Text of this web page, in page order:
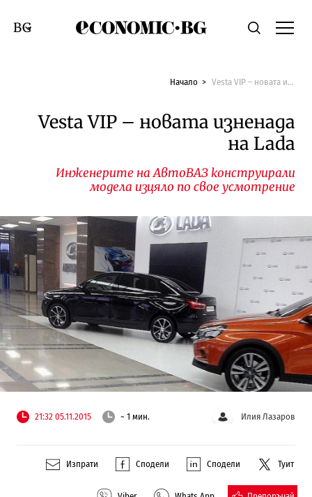
Economic.bgТърсене
Смяна на език
Начало Vesta VIP – новата изненада на Lada
Vesta VIP – новата изненада
на Lada
Инженерите на АвтоВАЗ конструирали
модела изцяло по свое усмотрение
21:32 05.11.2015 ~ 1 мин. Илия Лазаров
Изпрати Сподели Сподели Туит